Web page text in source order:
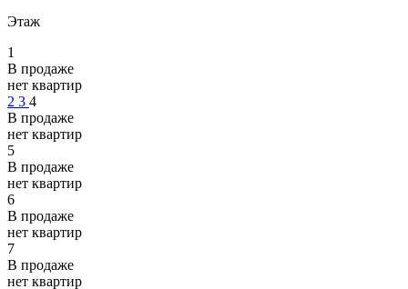
Этаж
1
В продаже
нет квартир
2 3 4
В продаже
нет квартир
5
В продаже
нет квартир
6
В продаже
нет квартир
7
В продаже
нет квартир